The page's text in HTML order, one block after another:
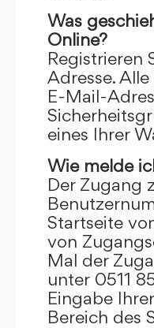
Was
Online?
Registrieren
Adresse.
E-Mail-
eines Ihrer
Wie melde
Der Zugang
Startseite
von
Mal der
unter 0511
Eingabe
Bereich des